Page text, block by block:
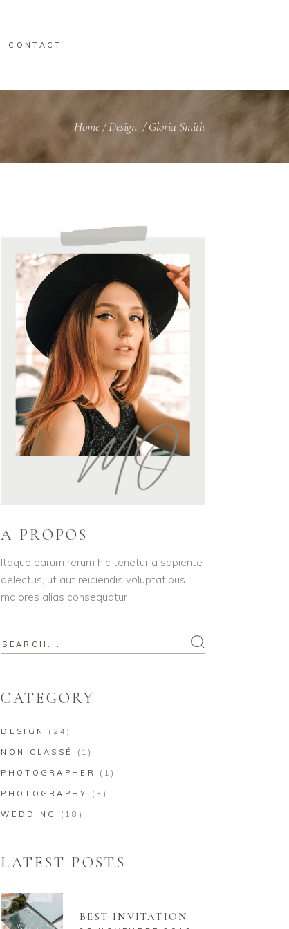
CONTACT
Home/Design /Gloria Smith
A PROPOS
Itaque earum rerum hic tenetur a sapiente
delectus, ut aut reiciendis voluptatibus
maiores alias consequatur
Search
CATEGORY
DESIGN (24)
NON CLASSÉ (1)
PHOTOGRAPHER (1)
PHOTOGRAPHY (3)
WEDDING (18)
LATEST POSTS
BEST INVITATION